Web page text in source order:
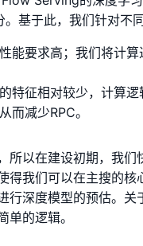
基于此，我们针对不
能要求高；我们将计
特征相对较少，计算
而减少RPC。
所以在建设初期，我
得我们可以在主搜的
行深度模型的预估。
的逻辑。